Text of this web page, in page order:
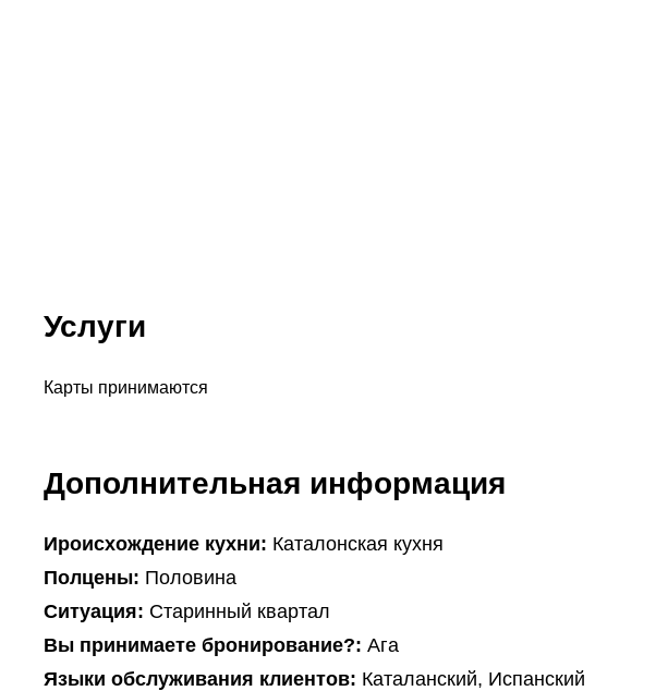
Услуги
Карты принимаются
Дополнительная информация
Ироисхождение кухни: Каталонская кухня
Полцены: Половина
Ситуация: Старинный квартал
Вы принимаете бронирование?: Ага
Языки обслуживания клиентов: Каталанский, Испанский